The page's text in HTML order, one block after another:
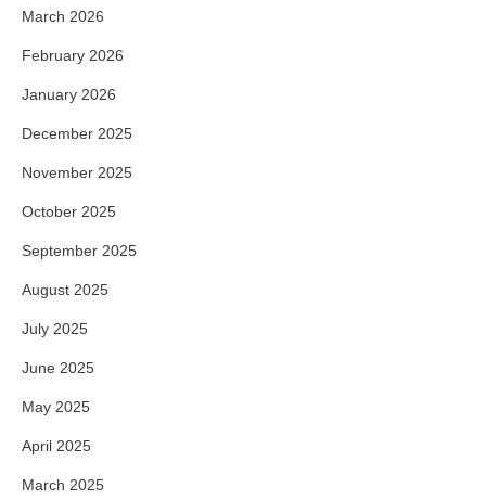
March 2026
February 2026
January 2026
December 2025
November 2025
October 2025
September 2025
August 2025
July 2025
June 2025
May 2025
April 2025
March 2025